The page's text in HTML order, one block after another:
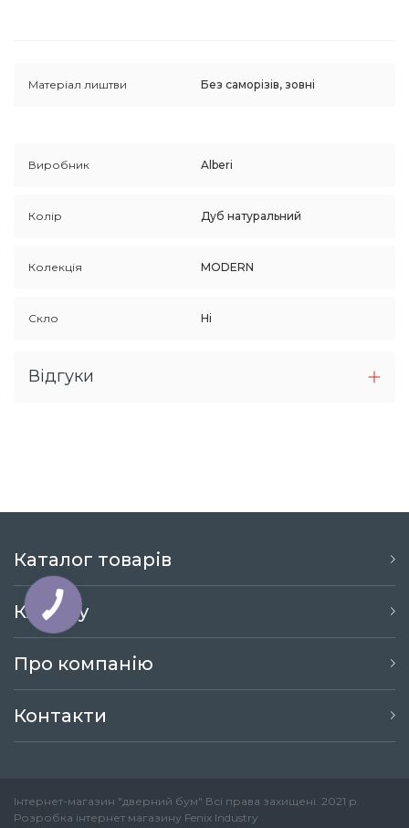
Матеріал лиштви Без саморізів, зовні
Виробник Alberi
Колір Дуб натуральний
Колекція MODERN
Скло Ні
Відгуки
Каталог товарів
Клієнту
Про компанію
Контакти
Інтернет-магазин "дверний бум" Всі права захищені. 2021 р.
Розробка інтернет магазину Fenix Industry